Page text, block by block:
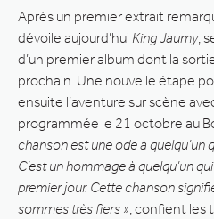
Après un premier extrait
dévoile aujourd’hui King Jaumy,
d’un premier album dont la
prochain. Une nouvelle étape
ensuite l’aventure sur scène
programmée le 21 octobre au
chanson est une ode à
C’est un hommage à quelqu’un
premier jour. Cette chanson
sommes très fiers » , confient les